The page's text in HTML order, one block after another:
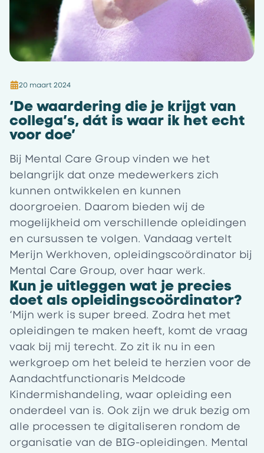
20 maart 2024
‘De waardering die je krijgt van
collega’s, dát is waar ik het echt
voor doe’
Bij Mental Care Group vinden we het
belangrijk dat onze medewerkers zich
kunnen ontwikkelen en kunnen
doorgroeien. Daarom bieden wij de
mogelijkheid om verschillende opleidingen
en cursussen te volgen. Vandaag vertelt
Merijn Werkhoven, opleidingscoördinator bij
Mental Care Group, over haar werk.
Kun je uitleggen wat je precies
doet als opleidingscoördinator?
‘Mijn werk is super breed. Zodra het met
opleidingen te maken heeft, komt de vraag
vaak bij mij terecht. Zo zit ik nu in een
werkgroep om het beleid te herzien voor de
Aandachtfunctionaris Meldcode
Kindermishandeling, waar opleiding een
onderdeel van is. Ook zijn we druk bezig om
alle processen te digitaliseren rondom de
organisatie van de BIG-opleidingen. Mental